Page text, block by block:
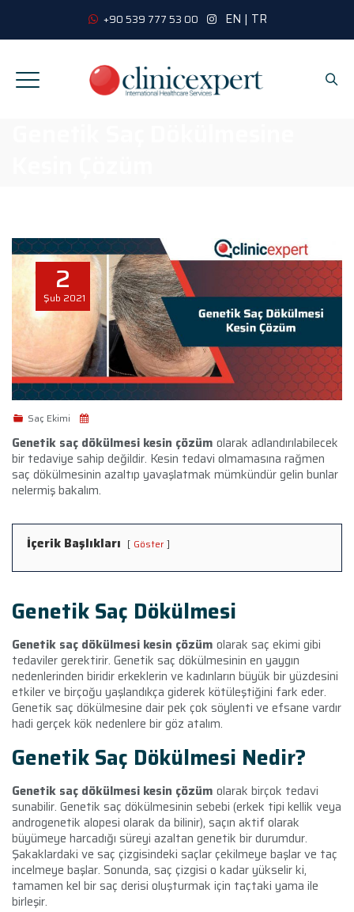
+90 539 777 53 00 EN | TR
2
Şub 2021
Saç Ekimi
Genetik saç dökülmesi kesin çözüm olarak adlandırılabilecek
bir tedaviye sahip değildir. Kesin tedavi olmamasına rağmen
saç dökülmesinin azaltıp yavaşlatmak mümkündür gelin bunlar
nelermiş bakalım.
İçerik Başlıkları Göster
Genetik Saç Dökülmesi
Genetik saç dökülmesi kesin çözüm olarak saç ekimi gibi
tedaviler gerektirir. Genetik saç dökülmesinin en yaygın
nedenlerinden biridir erkeklerin ve kadınların büyük bir yüzdesini
etkiler ve birçoğu yaşlandıkça giderek kötüleştiğini fark eder.
Genetik saç dökülmesine dair pek çok söylenti ve efsane vardır
hadi gerçek kök nedenlere bir göz atalım.
Genetik Saç Dökülmesi Nedir?
Genetik saç dökülmesi kesin çözüm olarak birçok tedavi
sunabilir. Genetik saç dökülmesinin sebebi (erkek tipi kellik veya
androgenetik alopesi olarak da bilinir), saçın aktif olarak
büyümeye harcadığı süreyi azaltan genetik bir durumdur.
Şakaklardaki ve saç çizgisindeki saçlar çekilmeye başlar ve taç
incelmeye başlar. Sonunda, saç çizgisi o kadar yükselir ki,
tamamen kel bir saç derisi oluşturmak için taçtaki yama ile
birleşir.